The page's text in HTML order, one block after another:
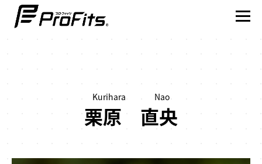
製品ラインナップ
栗原 直央
Kurihara Nao